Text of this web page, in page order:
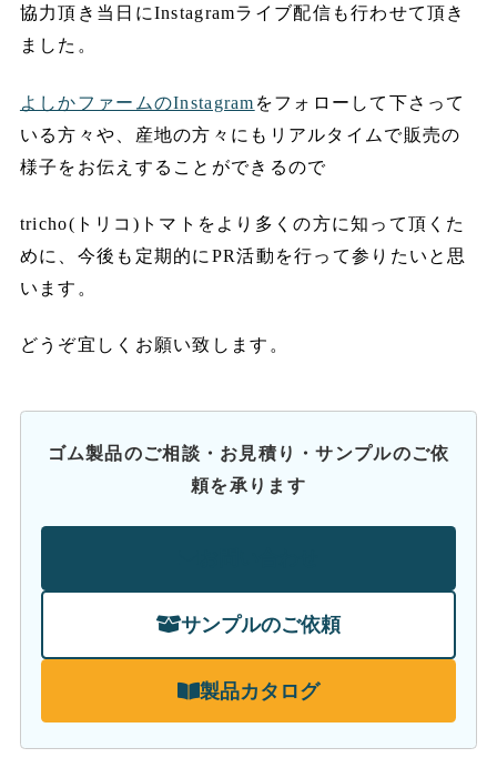
協力頂き当日にInstagramライブ配信も行わせて頂き
ました。
よしかファームのInstagram をフォローして下さって
いる方々や、産地の方々にもリアルタイムで販売の
様子をお伝えすることができるので
tricho(トリコ)トマトをより多くの方に知って頂くた
めに、今後も定期的にPR活動を行って参りたいと思
います。
どうぞ宜しくお願い致します。
ゴム製品のご相談・お見積り・サンプルのご依
頼を承ります
サンプルのご依頼
製品カタログ